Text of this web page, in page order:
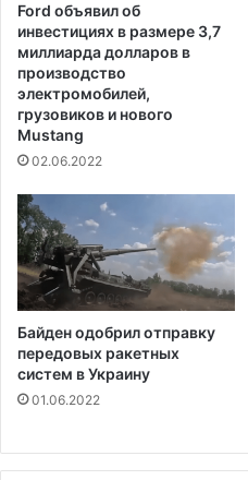
т
и
к
о
д
и
к
р
и
м
и
а
ц
и
а
ф
о
н
е
с
т
л
к
н
о
в
н
й
р
Ford объявил об
инвестициях в размере 3,7
миллиарда долларов в
производство
электромобилей,
грузовиков и нового
Mustang
02.06.2022
Байден одобрил отправку
передовых ракетных
систем в Украину
01.06.2022